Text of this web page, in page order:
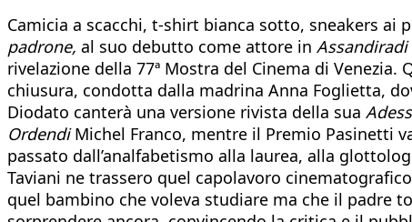
Camicia a scacchi, t-shirt bianca sotto, sneakers ai
padrone, al suo debutto come attore in Assandiradi
rivelazione della 77ª Mostra del Cinema di
chiusura, condotta dalla madrina Anna Foglietta,
Diodato canterà una versione rivista della sua
OrdendiMichel Franco, mentre il Premio Pasinetti
passato dall’analfabetismo alla laurea, alla
Taviani ne trassero quel capolavoro
quel bambino che voleva studiare ma che il padre